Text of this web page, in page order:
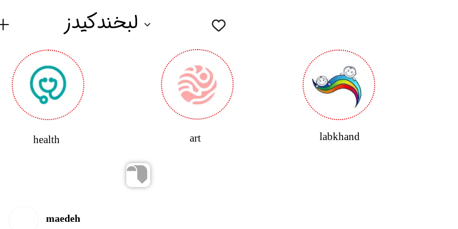
لبخندکیدز
​labkhand
​art
health
maedeh